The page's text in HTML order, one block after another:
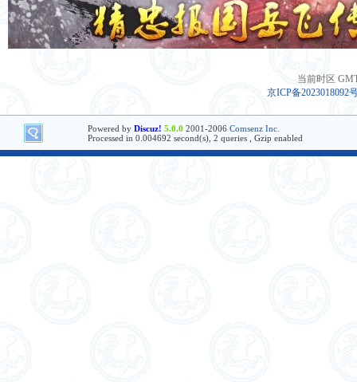
当前时区
京ICP备2023018092
Powered by Discuz! 5.0.0 2001-2006 Comsenz Inc.
Processed in 0.004692 second(s), 2 queries , Gzip enabled